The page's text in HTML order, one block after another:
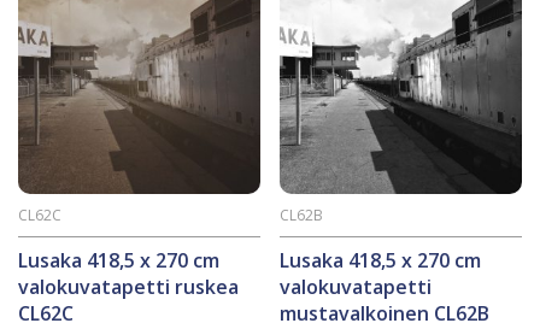
Lusaka 418,5 x 270 cm
valokuvatapetti ruskea
CL62C
CL62C
Lusaka 418,5 x 270 cm
valokuvatapetti
mustavalkoinen CL62B
CL62B